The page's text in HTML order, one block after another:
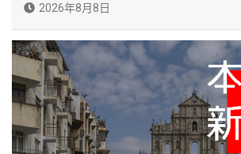
2026年8月8日